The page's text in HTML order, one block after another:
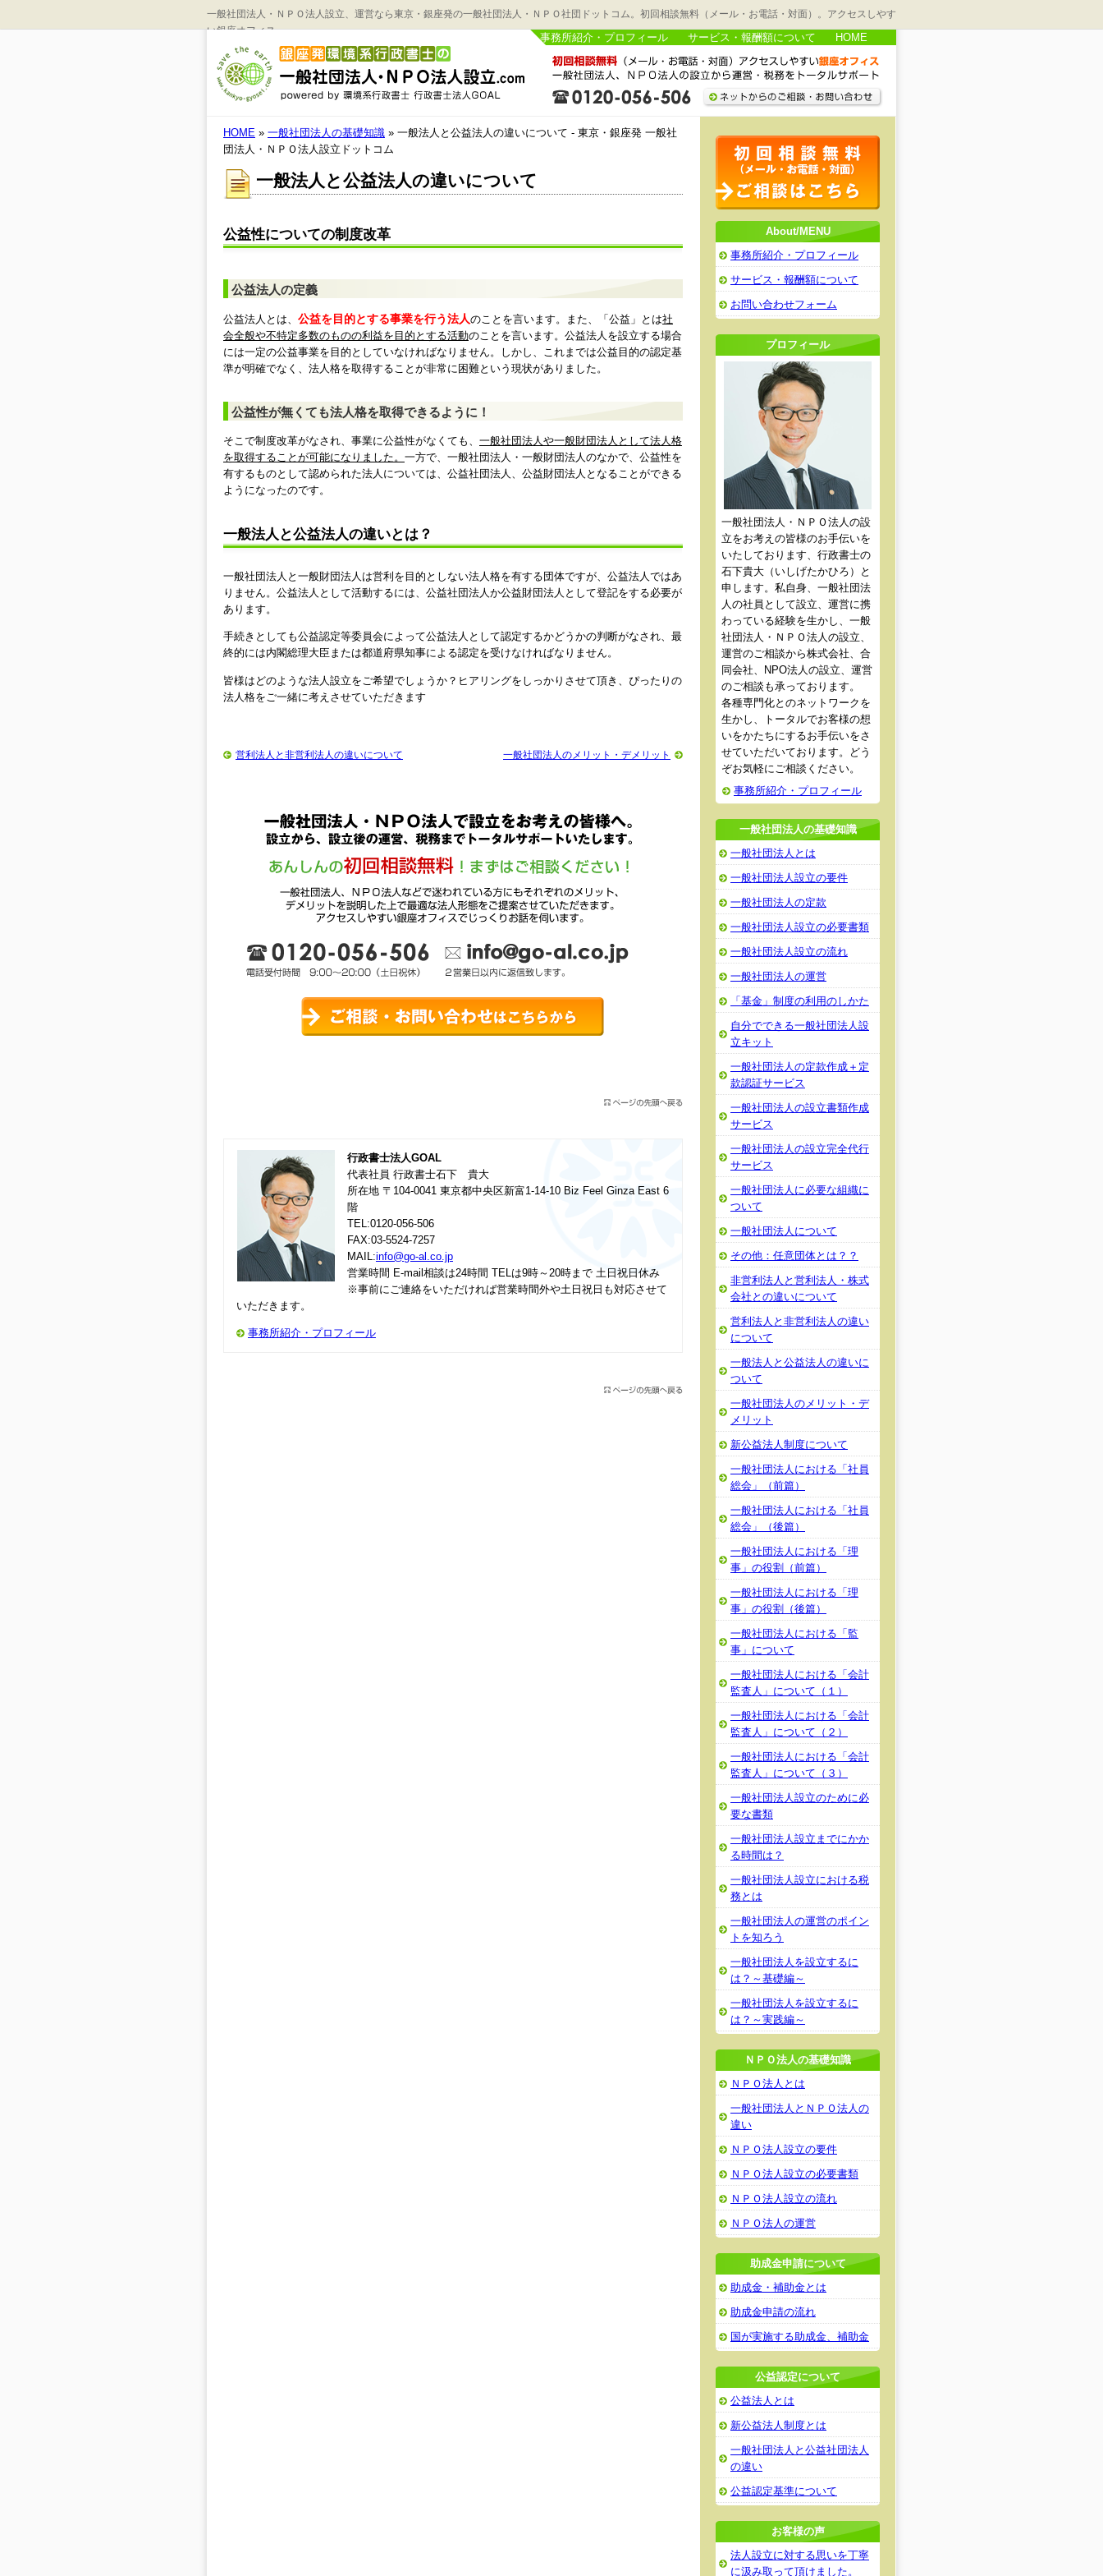
一般社団法人・ＮＰＯ法人設立、運営なら東京・銀座発の一般社団法人・ＮＰＯ社団ドットコム。初回相談無料（メール・お電話・対面）。アクセスしやす
い銀座オフィス
事務所紹介・プロフィール サービス・報酬額について HOME
HOME » 一般社団法人の基礎知識 » 一般法人と公益法人の違いについて - 東京・銀座発 一般社
団法人・ＮＰＯ法人設立ドットコム
一般法人と公益法人の違いについて
公益性についての制度改革
公益法人の定義
公益法人とは、 公益を目的とする事業を行う法人のことを言います。また、「公益」とは社
会全般や不特定多数のものの利益を目的とする活動のことを言います。公益法人を設立する場合
には一定の公益事業を目的としていなければなりません。しかし、これまでは公益目的の認定基
準が明確でなく、法人格を取得することが非常に困難という現状がありました。
公益性が無くても法人格を取得できるように！
そこで制度改革がなされ、事業に公益性がなくても、 一般社団法人や一般財団法人として法人格
を取得することが可能になりました。 一方で、一般社団法人・一般財団法人のなかで、公益性を
有するものとして認められた法人については、公益社団法人、公益財団法人となることができる
ようになったのです。
一般法人と公益法人の違いとは？
一般社団法人と一般財団法人は営利を目的としない法人格を有する団体ですが、公益法人ではあ
りません。公益法人として活動するには、公益社団法人か公益財団法人として登記をする必要が
あります。
手続きとしても公益認定等委員会によって公益法人として認定するかどうかの判断がなされ、最
終的には内閣総理大臣または都道府県知事による認定を受けなければなりません。
皆様はどのような法人設立をご希望でしょうか？ヒアリングをしっかりさせて頂き、ぴったりの
法人格をご一緒に考えさせていただきます
営利法人と非営利法人の違いについて 一般社団法人のメリット・デメリット
行政書士法人GOAL
代表社員 行政書士石下 貴大
所在地 〒104-0041 東京都中央区新富1-14-10 Biz Feel Ginza East 6
階
TEL:0120-056-506
FAX:03-5524-7257
MAIL:info@go-al.co.jp
営業時間 E-mail相談は24時間 TELは9時～20時まで 土日祝日休み
※事前にご連絡をいただければ営業時間外や土日祝日も対応させて
いただきます。
事務所紹介・プロフィール
About/MENU
事務所紹介・プロフィール
サービス・報酬額について
お問い合わせフォーム
プロフィール
一般社団法人・ＮＰＯ法人の設
立をお考えの皆様のお手伝いを
いたしております、行政書士の
石下貴大（いしげたかひろ）と
申します。私自身、一般社団法
人の社員として設立、運営に携
わっている経験を生かし、一般
社団法人・ＮＰＯ法人の設立、
運営のご相談から株式会社、合
同会社、NPO法人の設立、運営
のご相談も承っております。
各種専門化とのネットワークを
生かし、トータルでお客様の想
いをかたちにするお手伝いをさ
せていただいております。どう
ぞお気軽にご相談ください。
事務所紹介・プロフィール
一般社団法人の基礎知識
一般社団法人とは
一般社団法人設立の要件
一般社団法人の定款
一般社団法人設立の必要書類
一般社団法人設立の流れ
一般社団法人の運営
「基金」制度の利用のしかた
自分でできる一般社団法人設
立キット
一般社団法人の定款作成＋定
款認証サービス
一般社団法人の設立書類作成
サービス
一般社団法人の設立完全代行
サービス
一般社団法人に必要な組織に
ついて
一般社団法人について
その他：任意団体とは？？
非営利法人と営利法人・株式
会社との違いについて
営利法人と非営利法人の違い
について
一般法人と公益法人の違いに
ついて
一般社団法人のメリット・デ
メリット
新公益法人制度について
一般社団法人における「社員
総会」（前篇）
一般社団法人における「社員
総会」（後篇）
一般社団法人における「理
事」の役割（前篇）
一般社団法人における「理
事」の役割（後篇）
一般社団法人における「監
事」について
一般社団法人における「会計
監査人」について（１）
一般社団法人における「会計
監査人」について（２）
一般社団法人における「会計
監査人」について（３）
一般社団法人設立のために必
要な書類
一般社団法人設立までにかか
る時間は？
一般社団法人設立における税
務とは
一般社団法人の運営のポイン
トを知ろう
一般社団法人を設立するに
は？～基礎編～
一般社団法人を設立するに
は？～実践編～
ＮＰＯ法人の基礎知識
ＮＰＯ法人とは
一般社団法人とＮＰＯ法人の
違い
ＮＰＯ法人設立の要件
ＮＰＯ法人設立の必要書類
ＮＰＯ法人設立の流れ
ＮＰＯ法人の運営
助成金申請について
助成金・補助金とは
助成金申請の流れ
国が実施する助成金、補助金
公益認定について
公益法人とは
新公益法人制度とは
一般社団法人と公益社団法人
の違い
公益認定基準について
お客様の声
法人設立に対する思いを丁寧
に汲み取って頂けました。